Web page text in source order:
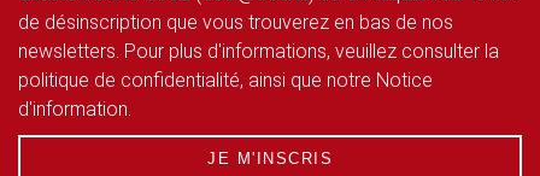
de désinscription que vous trouverez en bas de nos
newsletters. Pour plus d'informations, veuillez consulter la
politique de confidentialité, ainsi que notre Notice
d'information.
JE M'INSCRIS